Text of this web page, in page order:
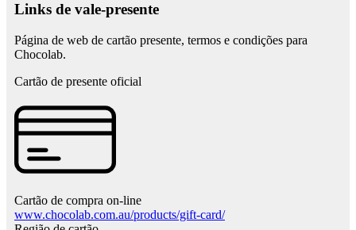
Links de vale-presente
Página de web de cartão presente, termos e condições para
Chocolab.
Cartão de presente oficial
Cartão de compra on-line
www.chocolab.com.au/products/gift-card/